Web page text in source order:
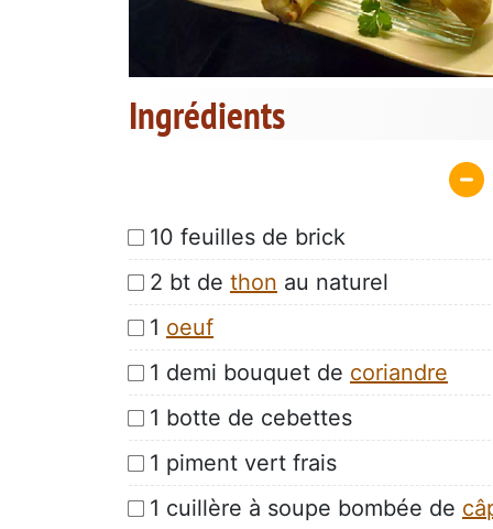
Ingrédients
10 feuilles de brick
2 bt de thon au naturel
1 oeuf
1 demi bouquet de coriandre
1 botte de cebettes
1 piment vert frais
1 cuillère à soupe bombée de